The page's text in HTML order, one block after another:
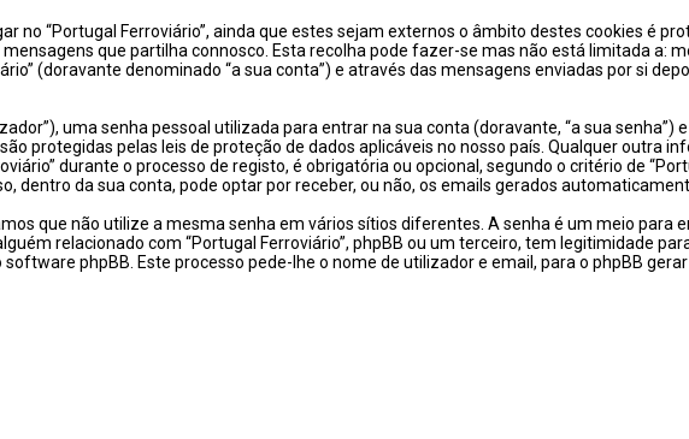
“Portugal Ferroviário”, ainda que estes sejam externos o âmbito destes cookies é
que partilha connosco. Esta recolha pode fazer-se mas não está limitada a:
(doravante denominado “a sua conta”) e através das mensagens enviadas por si
uma senha pessoal utilizada para entrar na sua conta (doravante, “a sua senha”)
protegidas pelas leis de proteção de dados aplicáveis no nosso país. Qualquer outra
durante o processo de registo, é obrigatória ou opcional, segundo o critério de
dentro da sua conta, pode optar por receber, ou não, os emails gerados
que não utilize a mesma senha em vários sítios diferentes. A senha é um meio para
relacionado com “Portugal Ferroviário”, phpBB ou um terceiro, tem legitimidade
phpBB. Este processo pede-lhe o nome de utilizador e email, para o phpBB